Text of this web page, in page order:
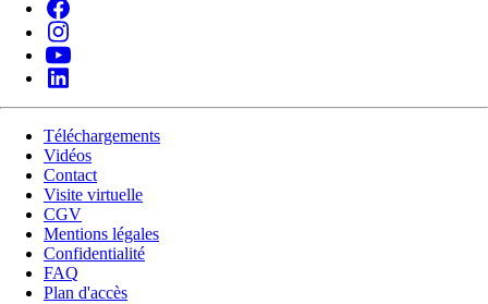
Téléchargements
Vidéos
Contact
Visite virtuelle
CGV
Mentions légales
Confidentialité
FAQ
Plan d'accès